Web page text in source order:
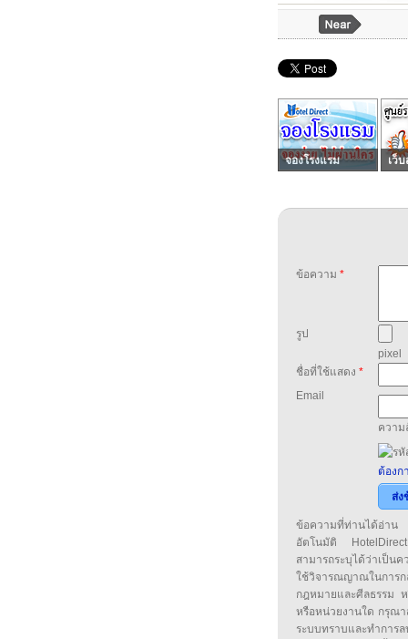
จองโรงแรม เว็
ข้อความ *
รูป
pixel
ชื่อที่ใช้แสดง *
Email
ความ
ต้องก
ส่ง
ข้อความที่ท่านได้อ่าน
อัตโนมัติ
สามารถระบุได้ว่าเป็น
ใช้วิจารณญาณในกา
กฎหมายและศีลธรรม
หรือหน่วยงานใด กรุณา
ระบบทราบและทำกา